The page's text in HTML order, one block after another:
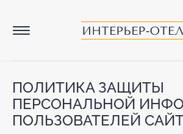
ПОЛИТИКА ЗАЩИТЫ
ПЕРСОНАЛЬНОЙ
ПОЛЬЗОВАТЕЛЕЙ